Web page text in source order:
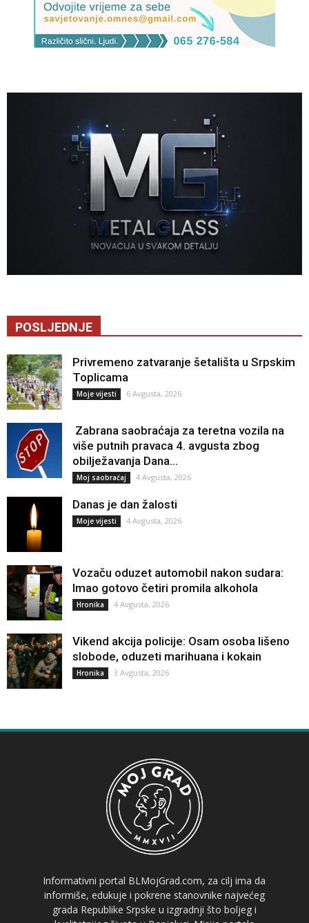
POSLJEDNJE
Privremeno zatvaranje šetališta u Srpskim
Toplicama
Moje vijesti 6 Avgusta, 2026
Zabrana saobraćaja za teretna vozila na
više putnih pravaca 4. avgusta zbog
obilježavanja Dana...
Moj saobraćaj 4 Avgusta, 2026
Danas je dan žalosti
Moje vijesti 4 Avgusta, 2026
Vozaču oduzet automobil nakon sudara:
Imao gotovo četiri promila alkohola
Hronika 4 Avgusta, 2026
Vikend akcija policije: Osam osoba lišeno
slobode, oduzeti marihuana i kokain
Hronika 3 Avgusta, 2026
Informativni portal BLMojGrad.com, za cilj ima da
informiše, edukuje i pokrene stanovnike najvećeg
grada Republike Srpske u izgradnji što boljeg i